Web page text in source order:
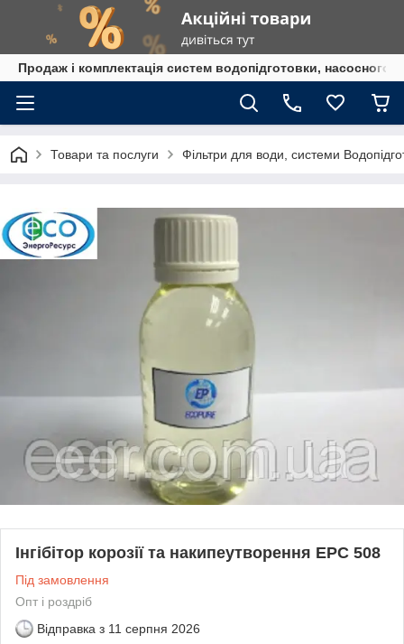
Продаж і комплектація систем водопідготовки, насосного
Товари та послуги Фільтри для води, системи
Інгібітор корозії та накипеутворення EPC 508
Під замовлення
Опт і роздріб
Відправка з 11 серпня 2026